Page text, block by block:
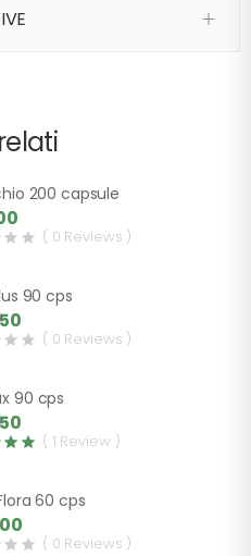
200 capsule
( 0 Reviews )
90 cps
( 0 Reviews )
90 cps
( 1 Review )
60 cps
( 0 Reviews )